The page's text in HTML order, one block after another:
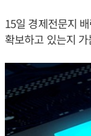
15일 경제전문지
확보하고 있는지